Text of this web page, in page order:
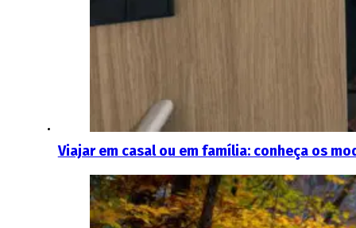
Viajar em casal ou em família: conheça os